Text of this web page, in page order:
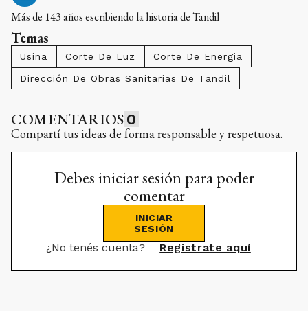
Más de 143 años escribiendo la historia de Tandil
Temas
Usina Corte De Luz
Corte De Energia
Dirección De Obras Sanitarias De Tandil
COMENTARIOS 0
Compartí tus ideas de forma responsable y respetuosa.
Debes iniciar sesión para poder
comentar
INICIAR
SESIÓN
¿No tenés cuenta? Registrate aquí